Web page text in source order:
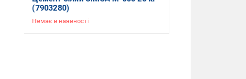
(7903280)
Немає в наявності